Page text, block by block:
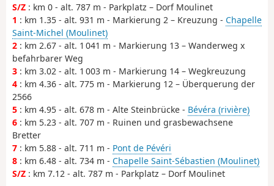
S/Z : km 0 - alt. 787 m - Parkplatz – Dorf Moulinet
1 : km 1.35 - alt. 931 m - Markierung 2 – Kreuzung - Chapelle
Saint-Michel (Moulinet)
2 : km 2.67 - alt. 1 041 m - Markierung 13 – Wanderweg x
befahrbarer Weg
3 : km 3.02 - alt. 1 003 m - Markierung 14 – Wegkreuzung
4 : km 4.36 - alt. 775 m - Markierung 12 – Überquerung der
2566
5 : km 4.95 - alt. 678 m - Alte Steinbrücke - Bévéra (rivière)
6 : km 5.23 - alt. 707 m - Ruinen und grasbewachsene
Bretter
7 : km 5.88 - alt. 711 m - Pont de Pévéri
8 : km 6.48 - alt. 734 m - Chapelle Saint-Sébastien (Moulinet)
S/Z : km 7.12 - alt. 787 m - Parkplatz – Dorf Moulinet